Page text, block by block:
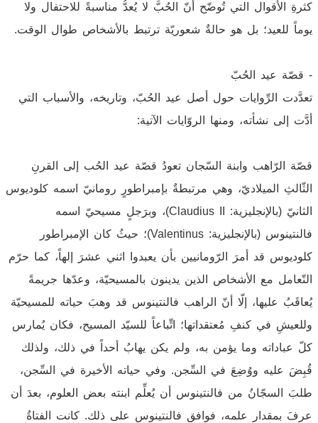
كثرةِ الأقوال التي تُوضّح أنّ الحُبَّ لا يُعدُّ مناسبةً للاحتفال ولا
يوماً للعيد؛ بل هو حالةٌ شعوريّة ترتبط بالأشخاص طوال الوقت.
- قصّة عيد الحُبّ
تعدَّدت الرِّوايات حول أصل عيد الحُبّ، وتاريخه، والأسباب التي
أدَّت إلى نشأته، ومنها الروّايات الآتية:
قصّة الرّاهب وابنة السّجان تعودُ قصّة عيد الحُب إلى القرنِ
الثّالثِ الميلاديّ، وهي مرتبطةٌ بإمبراطورٍ رومانيّ اسمه كلوديوس
الثانيّ (بالإنجليزية: Claudius II)، وبرَجلٍ مسيحيّ اسمه
فالنتينوس (بالإنجليزية: Valentinus)؛ حيثُ كان الإمبراطور
كلوديوس قد أمرَ الرّومانيين بأن يعبدوا اثني عشرَ إلهاً، كما حرّم
التّعامل مع الأشخاص الذين يدينون بالمسيحيّة، وعدّها جريمةً
يُعاقَبُ عليها، إلّا أنّ الراهب فالنتينوس قد وهبَ حياته للمسيحيّة
وللعيشِ في كنفِ مُعتقداتها؛ اتِّباعاً للسيّد المسيح، فكان يُمارس
كلّ عباداته وما يؤمن به، ولم يكن يهابُ أحداً في ذلك، ولذلك
قُبِضَ عليه ووُضِعَ في السِّجن. وفي حياته الأخيرة في السِّجن،
طلبَ السجّانُ من فالنتينوس أن يُعلِّم ابنته بعض العلوم، بعدَ أن
عرفَ بمقدار علمه، فوافق فالنتينوس على ذلك. كانت الفتاةُ